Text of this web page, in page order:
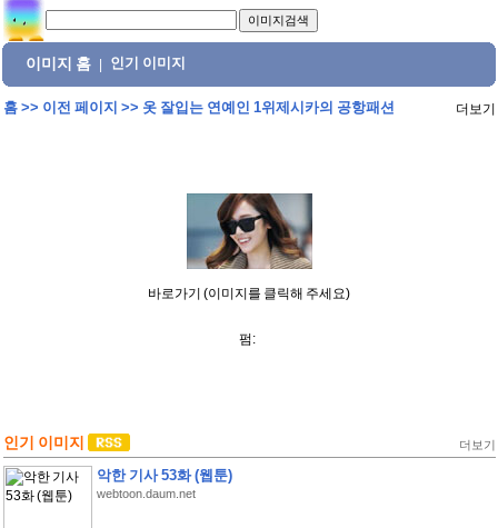
이미지 홈 인기 이미지
홈>> 이전 페이지 >> 옷 잘입는 연예인 1위제시카의 공항패션 더보기
바로가기 (이미지를 클릭해 주세요)
펌:
인기 이미지 더보기
악한 기사 53화 (웹툰)
webtoon.daum.net